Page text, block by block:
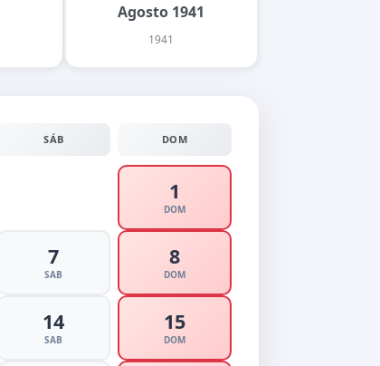
Agosto 1941
1941
SÁB DOM
1
DOM
7
SAB
8
DOM
14
SAB
15
DOM